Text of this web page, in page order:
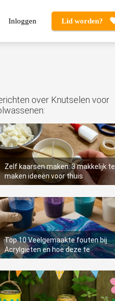
Inloggen Lid worden?
over Knutselen voor
Zelf kaarsen maken: 3 makkelijk te
maken ideeën voor thuis
Top 10 Veelgemaakte fouten bij
Acrylgieten en hoe deze te
voorkomen